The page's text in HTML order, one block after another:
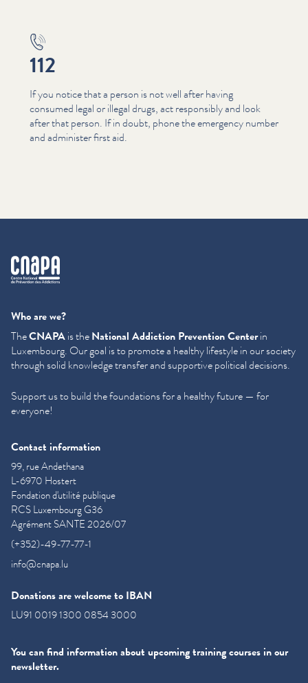
112
If you notice that a person is not well after having
consumed legal or illegal drugs, act responsibly and look
after that person. If in doubt, phone the emergency number
and administer first aid.
cnapa
Who are we?
TheCNAPAis theNational Addiction Prevention Centerin
Luxembourg. Our goal is to promote a healthy lifestyle in our society
through solid knowledge transfer and supportive political decisions.
Support us to build the foundations for a healthy future — for
everyone!
Contact information
99, rue Andethana
L-6970 Hostert
Fondation d'utilité publique
RCS Luxembourg G36
Agrément SANTE 2026/07
(+352)-49-77-77-1
info@cnapa.lu
Donations are welcome to IBAN
LU91 0019 1300 0854 3000
You can find information about upcoming training courses in our
newsletter.